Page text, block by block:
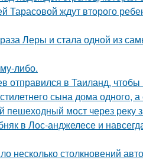
Тарасовой ждут второго
Леры и стала одной из
либо.
отправился в Таиланд,
сына дома одного,
пешеходный мост через реку
в Лос-анджелесе и
несколько столкновений